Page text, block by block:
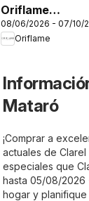
Oriflame
Catálogo
Rewards
08/06/2026 - 07/10/
Oriflame
Mataró
¡Comprar a
actuales de Clarel
especiales que
hasta 05/08/2026
hogar y